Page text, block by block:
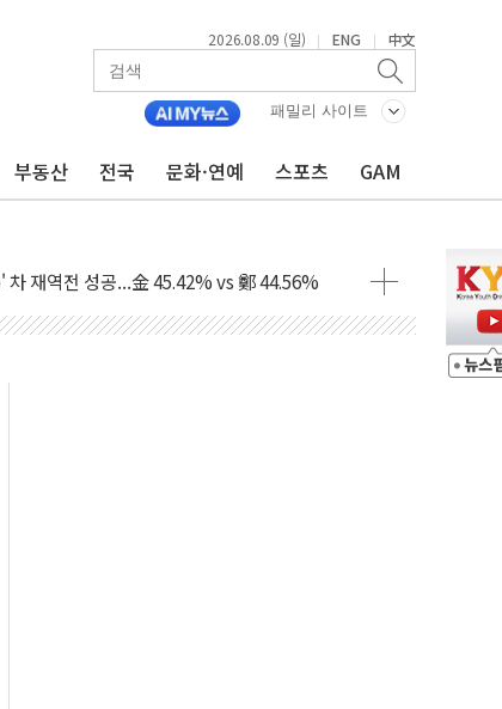
2026.08.09 (일) | ENG | 中文
패밀리 사이트
부동산 전국 문화·연예 스포츠 GAM
수온 양식장 복구·지원 '총력'
주의보'...경북도, 호우 피해·통제구간 없어
래·김민석 당대표 후보
청래에 승리...47.75% vs 42.08%
표...김민석 47.75% 정청래 42.08%
민석 45.09% 정청래 43.27% 송영길 11.63%
계·탄약 부족 현실화
우…강원 동해안 강한 비 이어져
원 수거차에 치여 사망
대 남성 2명 숨져
없게"…'결혼 페널티' 22개 과제 손본다